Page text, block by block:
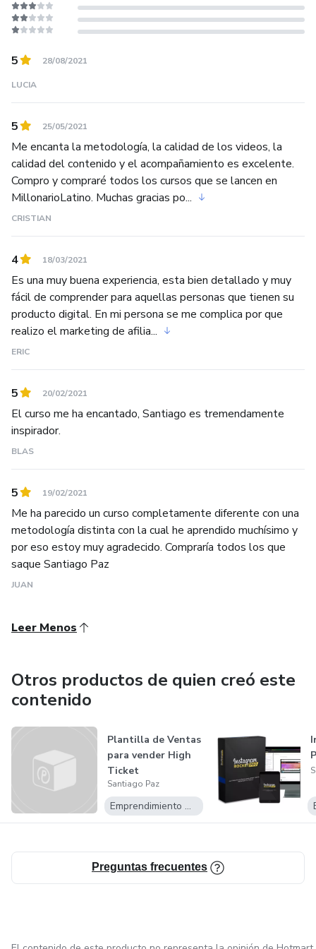
5 28/08/2021
LUCIA
5 25/05/2021
Me encanta la metodología, la calidad de los videos, la
calidad del contenido y el acompañamiento es excelente.
Compro y compraré todos los cursos que se lancen en
MillonarioLatino. Muchas gracias po...
CRISTIAN
4 18/03/2021
Es una muy buena experiencia, esta bien detallado y muy
fácil de comprender para aquellas personas que tienen su
producto digital. En mi persona se me complica por que
realizo el marketing de afilia...
ERIC
5 20/02/2021
El curso me ha encantado, Santiago es tremendamente
inspirador.
BLAS
5 19/02/2021
Me ha parecido un curso completamente diferente con una
metodología distinta con la cual he aprendido muchísimo y
por eso estoy muy agradecido. Compraría todos los que
saque Santiago Paz
JUAN
Leer Menos
Otros productos de quien creó este
contenido
Plantilla de Ventas
para vender High
Ticket
Santiago Paz
Emprendimiento Digital
Preguntas frecuentes